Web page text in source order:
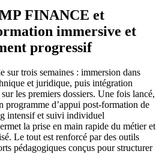
FINANCE et
immersive et
progressif
sur trois semaines : immersion dans
et juridique, puis intégration
les premiers dossiers. Une fois lancé,
programme d’appui post-formation de
intensif et suivi individuel
la prise en main rapide du métier et
Le tout est renforcé par des outils
pédagogiques conçus pour structurer